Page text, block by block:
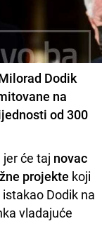
Dodik
na
od 300
jer će taj novac
projekte koji
Dodik na
vladajuće